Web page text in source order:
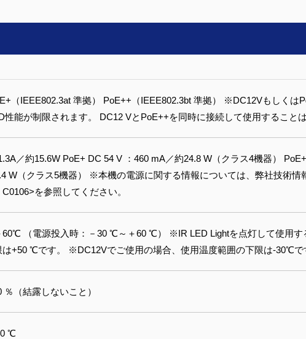
（IEEE802.3at 準拠） PoE++（IEEE802.3bt 準拠） ※DC12Vもしくは
性能が制限されます。 DC12 VとPoE++を同時に接続して使用することは
／約15.6W PoE+ DC 54 V ：460 mA／約24.8 W（クラス4機器）
W（クラス5機器） ※本機の電源に関する情報については、弊社技術情
を参照してください。
60℃ （電源投入時：－30 ℃～＋60 ℃） ※IR LED Lightを点灯して使用す
は+50 ℃です。 ※DC12Vでご使用の場合、使用温度範囲の下限は-30℃で
％（結露しないこと）
℃